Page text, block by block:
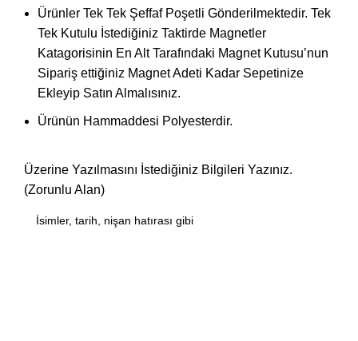
Ürünler Tek Tek Şeffaf Poşetli Gönderilmektedir. Tek
Tek Kutulu İstediğiniz Taktirde Magnetler
Katagorisinin En Alt Tarafındaki Magnet Kutusu’nun
Sipariş ettiğiniz Magnet Adeti Kadar Sepetinize
Ekleyip Satın Almalısınız.
Ürünün Hammaddesi Polyesterdir.
Üzerine Yazılmasını İstediğiniz Bilgileri Yazınız.
(Zorunlu Alan)